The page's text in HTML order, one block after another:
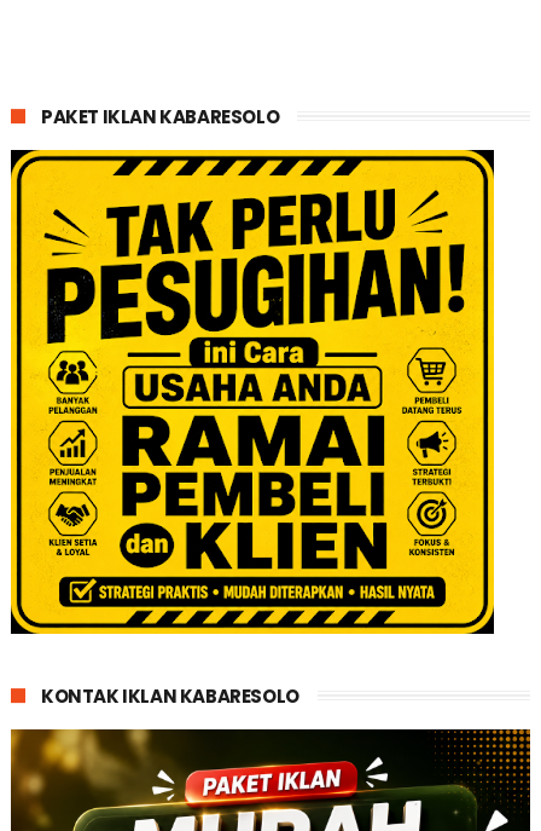
PAKET IKLAN KABARESOLO
KONTAK IKLAN KABARESOLO